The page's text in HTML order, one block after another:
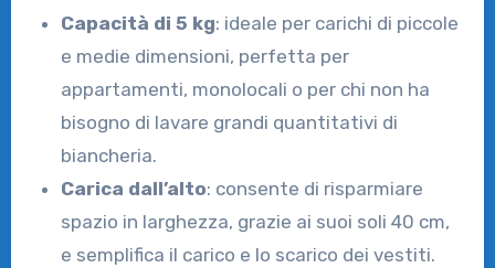
Capacità di 5 kg: ideale per carichi di piccole
e medie dimensioni, perfetta per
appartamenti, monolocali o per chi non ha
bisogno di lavare grandi quantitativi di
biancheria.
Carica dall’alto: consente di risparmiare
spazio in larghezza, grazie ai suoi soli 40 cm,
e semplifica il carico e lo scarico dei vestiti.